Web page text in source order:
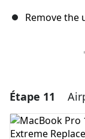
Remove the
Ajouter un
Étape 11